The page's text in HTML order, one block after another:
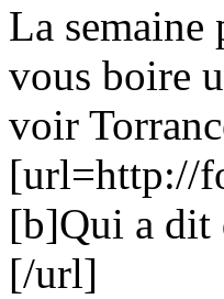
La semaine
vous boire
voir
[url=http://
[b]Qui a dit
[/url]